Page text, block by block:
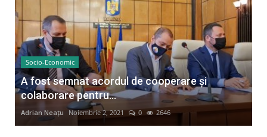
Socio-Economic
A fost semnat acordul de cooperare și
colaborare pentru...
Adrian Neațu Noiembrie 2, 2021 0 2646